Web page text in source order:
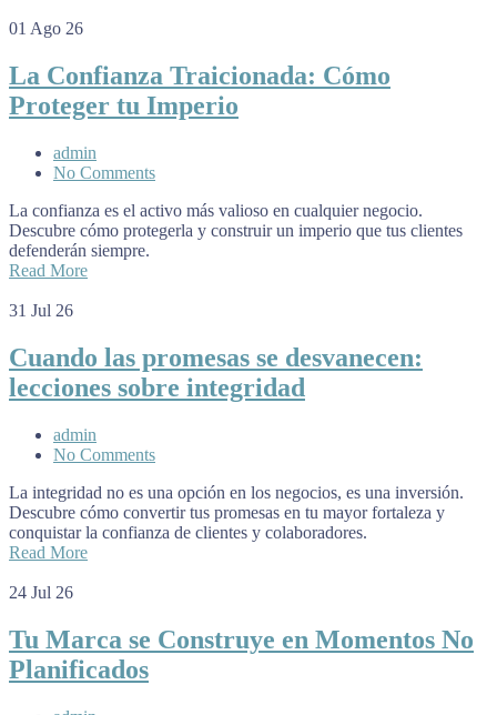
01 Ago 26
La Confianza Traicionada: Cómo
Proteger tu Imperio
admin
No Comments
La confianza es el activo más valioso en cualquier negocio.
Descubre cómo protegerla y construir un imperio que tus clientes
defenderán siempre.
Read More
31 Jul 26
Cuando las promesas se desvanecen:
lecciones sobre integridad
admin
No Comments
La integridad no es una opción en los negocios, es una inversión.
Descubre cómo convertir tus promesas en tu mayor fortaleza y
conquistar la confianza de clientes y colaboradores.
Read More
24 Jul 26
Tu Marca se Construye en Momentos No
Planificados